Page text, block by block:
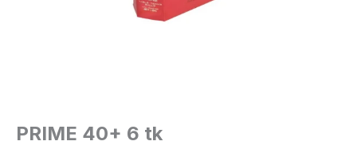
PRIME 40+ 6 tk